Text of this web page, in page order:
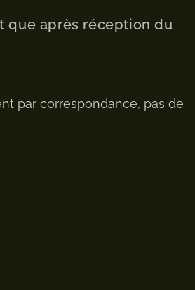
que après réception du
par correspondance, pas de